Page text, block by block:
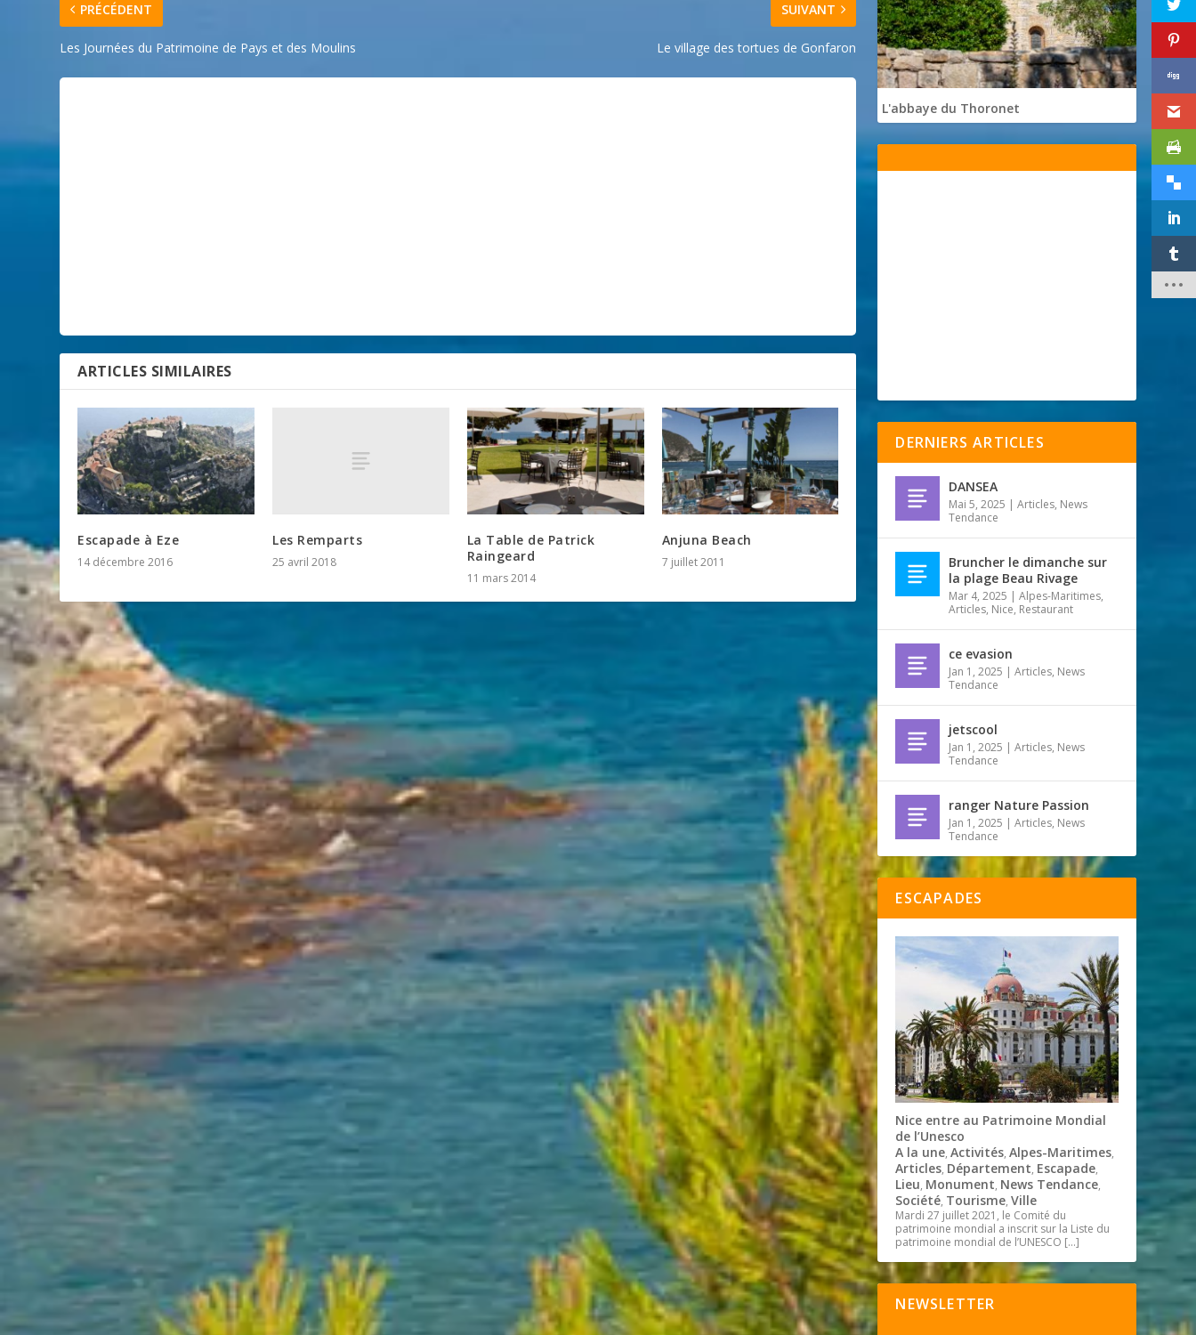
PRÉCÉDENT
Les Journées du Patrimoine de Pays et des Moulins
SUIVANT
Le village des tortues de Gonfaron
ARTICLES SIMILAIRES
Escapade à Eze
14 décembre 2016
Les Remparts
25 avril 2018
La Table de Patrick
Raingeard
11 mars 2014
Anjuna Beach
7 juillet 2011
L'abbaye du Thoronet
DERNIERS ARTICLES
DANSEA
Mai 5, 2025 |Articles, News
Tendance
Bruncher le dimanche sur
la plage Beau Rivage
Mar 4, 2025 |Alpes-Maritimes,
Articles, Nice, Restaurant
ce evasion
Jan 1, 2025 |Articles, News
Tendance
jetscool
Jan 1, 2025 |Articles, News
Tendance
ranger Nature Passion
Jan 1, 2025 |Articles, News
Tendance
ESCAPADES
Nice entre au Patrimoine Mondial
de l’Unesco
A la une,Activités,Alpes-Maritimes,
Articles, Département, Escapade,
Lieu, Monument, News Tendance,
Société, Tourisme,Ville
Mardi 27 juillet 2021, le Comité du
patrimoine mondial a inscrit sur la Liste du
patrimoine mondial de l’UNESCO […]
NEWSLETTER